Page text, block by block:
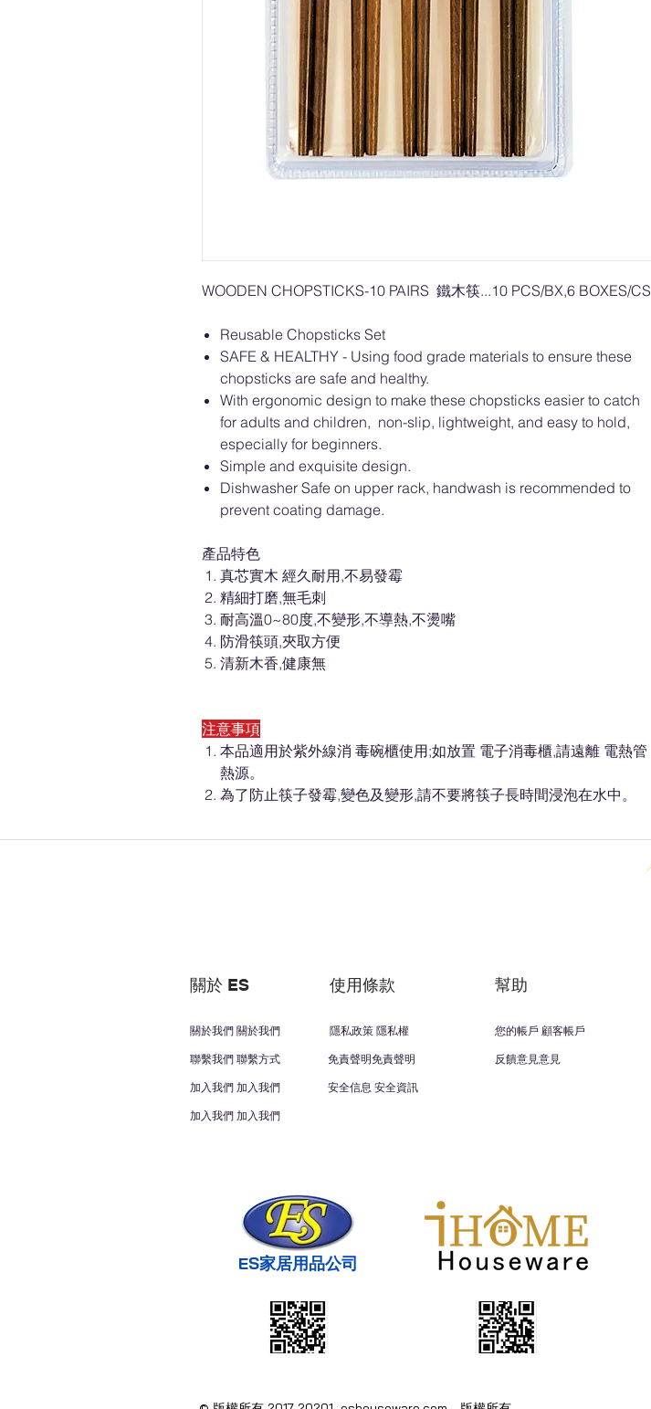
WOODEN CHOPSTICKS-10 PAIRS 鐵木筷...10 PCS/BX,6 BOXES/CS
Reusable Chopsticks Set
SAFE & HEALTHY - Using food grade materials to ensure these
chopsticks are safe and healthy.
With ergonomic design to make these chopsticks easier to catch
for adults and children, non-slip, lightweight, and easy to hold,
especially for beginners.
Simple and exquisite design.
Dishwasher Safe on upper rack, handwash is recommended to
prevent coating damage.
產品特色
真芯實木 經久耐用,不易發霉
精細打磨,無毛刺
耐高溫0~80度,不變形,不導熱,不燙嘴
防滑筷頭,夾取方便
清新木香,健康無
注意事項
本品適用於紫外線消 毒碗櫃使用;如放置 電子消毒櫃,請遠離 電熱管
熱源。
為了防止筷子發霉,變色及變形,請不要將筷子長時間浸泡在水中。
關於 ES 使用條款 幫助
關於我們 關於我們
聯繫我們 聯繫方式
加入我們 加入我們
隱私政策 隱私權
免責聲明免責聲明
安全信息 安全資訊
您的帳戶 顧客帳戶
反饋意見意見
加入我們 加入我們
ES家居用品公司